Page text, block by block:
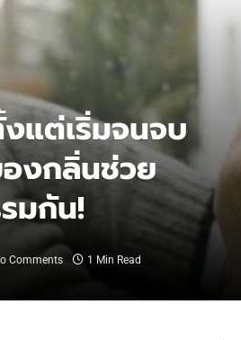
แต่เริ่มจนจบ
งกลิ่นช่วย
มกัน!
Comments 1 Min Read